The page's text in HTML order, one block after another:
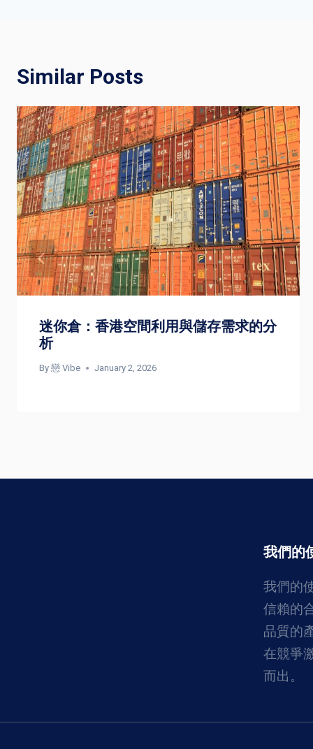
Similar Posts
迷你倉：香港空間利用與儲存需求的分
析
By 戀 Vibe January 2, 2026
我們的
我們的
信賴的
品質的
在競爭
而出。